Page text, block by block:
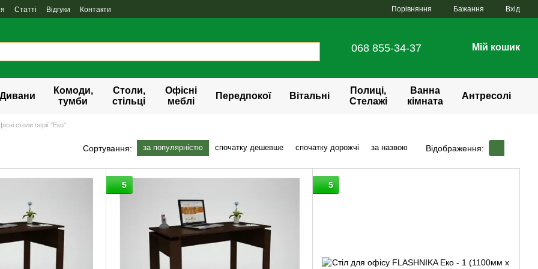
Статті Відгуки Контакти Порівняння Бажання Вхід
068 855-34-37 Мій кошик
Дивани
Комоди,
тумби
Столи,
стільці
Офісні
меблі
Передпокої Вітальні
Полиці,
Стелажі
Ванна
кімната
Антресолі
столи серії "Еко"
Сортування: за популярністю спочатку дешевше спочатку дорожчі за назвою Відображення:
5 5